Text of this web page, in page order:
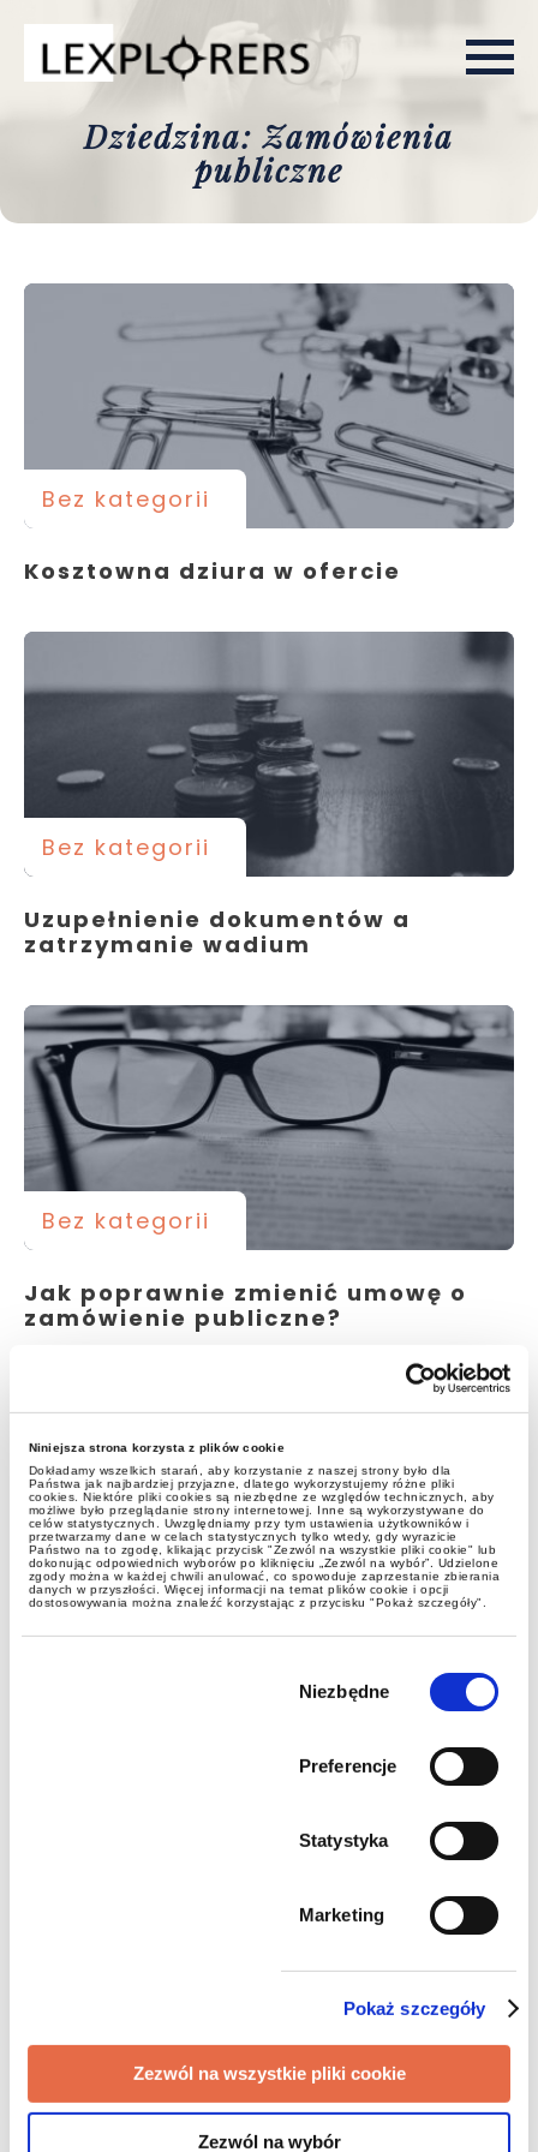
Niniejsza strona korzysta z plików cookie
Dokładamy wszelkich starań, aby korzystanie z naszej strony było dla
Państwa jak najbardziej przyjazne, dlatego wykorzystujemy różne pliki
cookies. Niektóre pliki cookies są niezbędne ze względów technicznych, aby
możliwe było przeglądanie strony internetowej. Inne są wykorzystywane do
celów statystycznych. Uwzględniamy przy tym ustawienia użytkowników i
przetwarzamy dane w celach statystycznych tylko wtedy, gdy wyrazicie
Państwo na to zgodę, klikając przycisk "Zezwól na wszystkie pliki cookie" lub
dokonując odpowiednich wyborów po kliknięciu „Zezwól na wybór”. Udzielone
zgody można w każdej chwili anulować, co spowoduje zaprzestanie zbierania
danych w przyszłości. Więcej informacji na temat plików cookie i opcji
dostosowywania można znaleźć korzystając z przycisku "Pokaż szczegóły".
zgody
Niezbędne
Preferencje
Statystyka
Marketing
Pokaż szczegóły
Zezwól na wszystkie pliki cookie
Zezwól na wybór
Dziedzina: Zamówienia
publiczne
Bez kategorii
Kosztowna dziura w ofercie
Bez kategorii
Uzupełnienie dokumentów a
zatrzymanie wadium
Bez kategorii
Jak poprawnie zmienić umowę o
zamówienie publiczne?
Dziedziny